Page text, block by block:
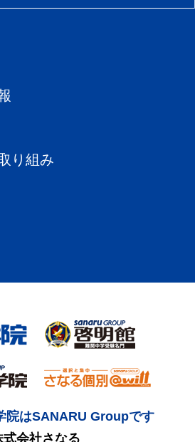
り組み
院はSANARU Groupです
式会社さなる